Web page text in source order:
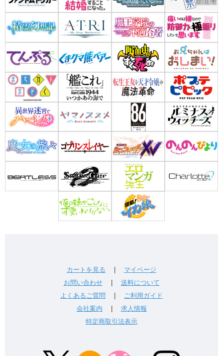
カートを見る
マイページ
お問い合わせ| 送料について
よくあるご質問
ご利用ガイド
会社案内
求人情報
特定商取引法表示